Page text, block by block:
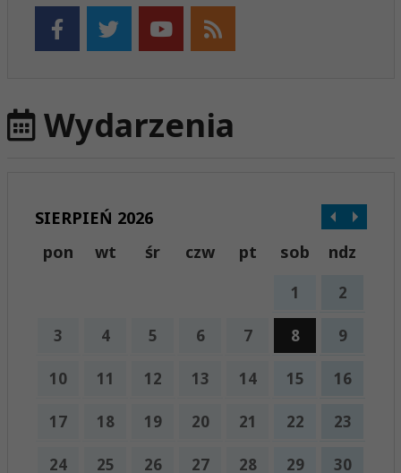
Wydarzenia
SIERPIEŃ 2026
pon
wt śr czw pt sob ndz
1 2
3 4 5 6 7 8 9
10 11 12 13 14 15 16
17 18 19 20 21 22 23
24 25 26 27 28 29 30